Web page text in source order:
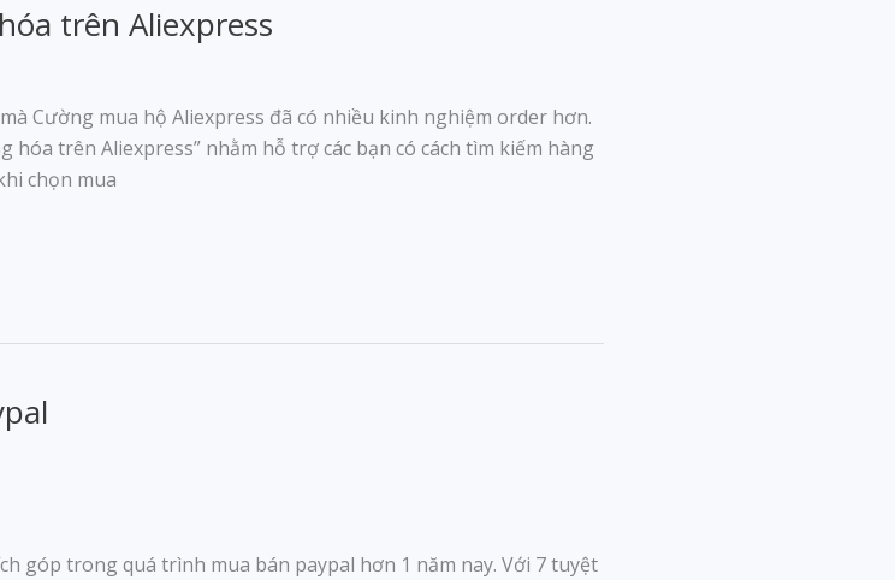
trên Aliexpress
Cường mua hộ Aliexpress đã có nhiều kinh nghiệm order hơn.
hóa trên Aliexpress” nhằm hỗ trợ các bạn có cách tìm kiếm hàng
chọn mua
góp trong quá trình mua bán paypal hơn 1 năm nay. Với 7 tuyệt